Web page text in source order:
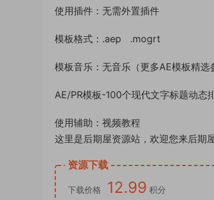
使用插件：无需外置插件
模板格式：.aep .mogrt
模板音乐：无音乐（更多AE模板精选
AE/PR模板-100个现代文字标题动
使用辅助：视频教程
这里是后期屋资源站，欢迎您来后期
资源下载
下载价格 12.99 积分